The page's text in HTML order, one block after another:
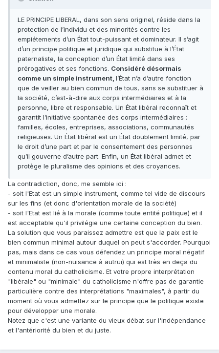
LE PRINCIPE LIBERAL, dans son sens originel, réside dans la
protection de l’individu et des minorités contre les
empiétements d’un État tout-puissant et dominateur. Il s’agit
d’un principe politique et juridique qui substitue à l’État
paternaliste, la conception d’un État limité dans ses
prérogatives et ses fonctions. Considéré désormais
comme un simple instrument, l’État n’a d’autre fonction
que de veiller au bien commun de tous, sans se substituer à
la société, c’est-à-dire aux corps intermédiaires et à la
personne, libre et responsable. Un État libéral reconnaît et
garantit l’initiative spontanée des corps intermédiaires :
familles, écoles, entreprises, associations, communautés
religieuses. Un État libéral est un État doublement limité, par
le droit d’une part et par le consentement des personnes
qu’il gouverne d’autre part. Enfin, un État libéral admet et
protège le pluralisme des opinions et des croyances.
La contradiction, donc, me semble ici :
- soit l'Etat est un simple instrument, comme tel vide de discours
sur les fins (et donc d'orientation morale de la société)
- soit l'Etat est lié à la morale (comme toute entité politique) et il
est acceptable qu'il privilégie une certaine conception du bien.
La solution que vous paraissez admettre est que la paix est le
bien commun minimal autour duquel on peut s'accorder. Pourquoi
pas, mais dans ce cas vous défendez un principe moral négatif
et minimaliste (non-nuisance à autrui) qui est très en deça du
contenu moral du catholicisme. Et votre propre interprétation
"libérale" ou "minimale" du catholicisme n'offre pas de garantie
particulière contre des interprétations "maximales", à partir du
moment où vous admettez sur le principe que le politique existe
pour développer une morale.
Notez que c'est une variante du vieux débat sur l'indépendance
et l'antériorité du bien et du juste.